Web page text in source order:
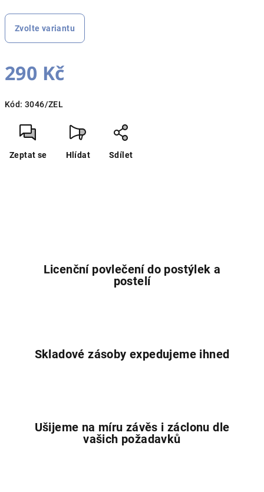
Zvolte variantu
290 Kč
cena:
Kód: 3046/ZEL
Zeptat se Hlídat Sdílet
Licenční povlečení do postýlek a
postelí
Skladové zásoby expedujeme ihned
Ušijeme na míru závěs i záclonu dle
vašich požadavků